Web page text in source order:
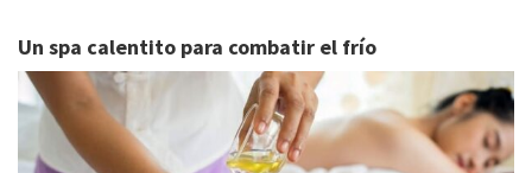
Un spa calentito para combatir el frío